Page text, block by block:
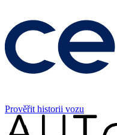
Prověřit historii vozu